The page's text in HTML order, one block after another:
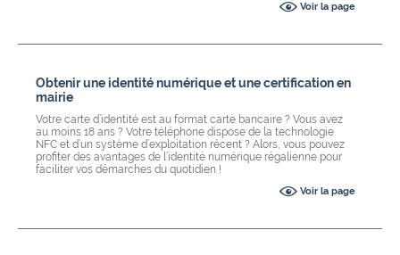
Voir la page
Obtenir une identité numérique et une certification en
mairie
Votre carte d’identité est au format carte bancaire ? Vous avez
au moins 18 ans ? Votre téléphone dispose de la technologie
NFC et d’un système d’exploitation récent ? Alors, vous pouvez
profiter des avantages de l’identité numérique régalienne pour
faciliter vos démarches du quotidien !
Voir la page